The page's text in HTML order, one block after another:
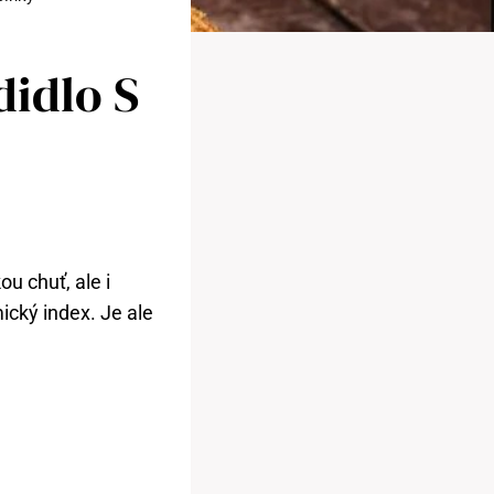
S
chuť, ale i
index. Je ale